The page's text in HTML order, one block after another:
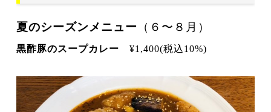
夏のシーズンメニュー （６〜８月）
黒酢豚のスープカレー¥1,400(税込10%)